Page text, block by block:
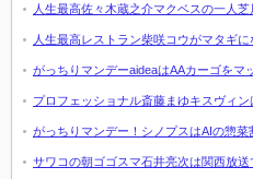
人生最高佐々木蔵之介マクベスの一人芝
人生最高レストラン柴咲コウがマタギ
がっちりマンデーaideaはAAカーゴをマ
プロフェッショナル斎藤まゆキスヴィ
がっちりマンデー！シノプスはAIの惣菜
サワコの朝ゴゴスマ石井亮次は関西放送